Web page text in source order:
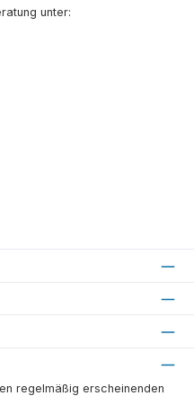
unter:
regelmäßig erscheinenden